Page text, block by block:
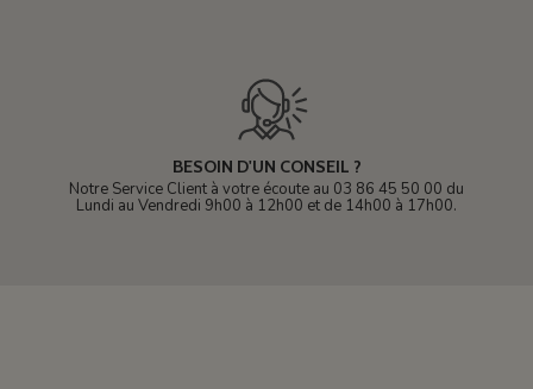
BESOIN D'UN CONSEIL ?
Notre Service Client à votre écoute au 03 86 45 50 00 du
Lundi au Vendredi 9h00 à 12h00 et de 14h00 à 17h00.